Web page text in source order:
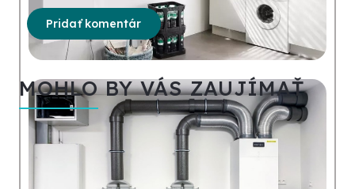
Pridať komentár
MOHLO BY VÁS ZAUJÍMAŤ